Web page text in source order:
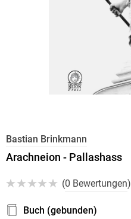
Bastian Brinkmann
Arachneion - Pallashass
(0 Bewertungen)
Buch (gebunden)